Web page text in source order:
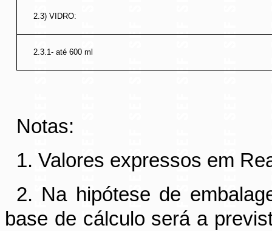
2.3) VIDRO:
2.3.1- até 600 ml
Notas:
1. Valores expressos em
2. Na hipótese de
base de cálculo será a